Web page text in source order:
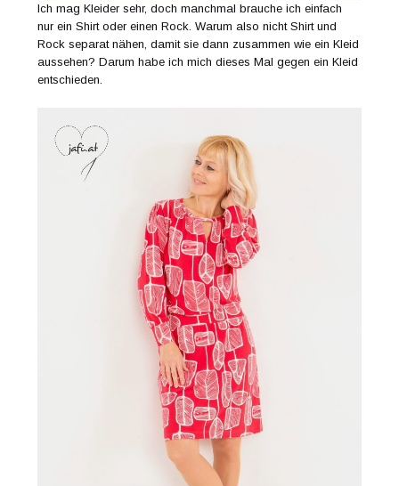
Ich mag Kleider sehr, doch manchmal brauche ich einfach
nur ein Shirt oder einen Rock. Warum also nicht Shirt und
Rock separat nähen, damit sie dann zusammen wie ein Kleid
aussehen? Darum habe ich mich dieses Mal gegen ein Kleid
entschieden.